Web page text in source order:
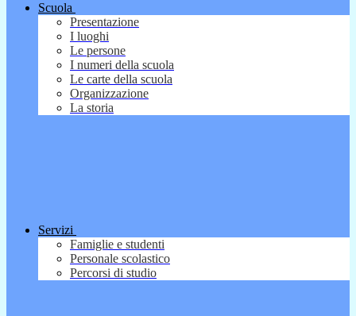
Scuola
Presentazione
I luoghi
Le persone
I numeri della scuola
Le carte della scuola
Organizzazione
La storia
Servizi
Famiglie e studenti
Personale scolastico
Percorsi di studio